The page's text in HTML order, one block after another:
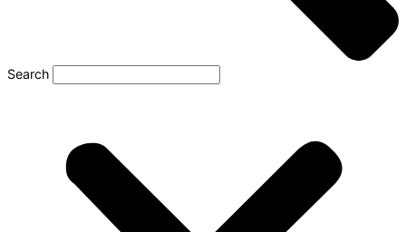
Search